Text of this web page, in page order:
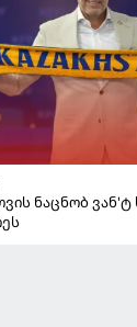
ნაცნობ ვან'ტ